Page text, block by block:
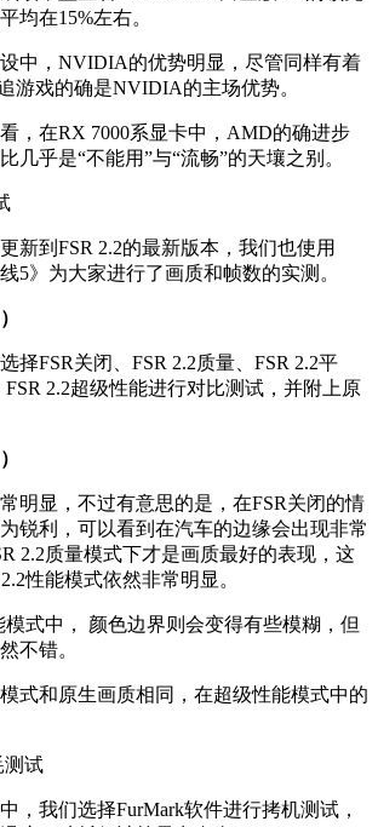
均在15%左右。
中，NVIDIA的优势明显，尽管同样有着
游戏的确是NVIDIA的主场优势。
，在RX 7000系显卡中，AMD的确进步
几乎是“不能用”与“流畅”的天壤之别。
新到FSR 2.2的最新版本，我们也使用
5》为大家进行了画质和帧数的实测。
择FSR关闭、FSR 2.2质量、FSR 2.2平
FSR 2.2超级性能进行对比测试，并附上原
明显，不过有意思的是，在FSR关闭的情
锐利，可以看到在汽车的边缘会出现非常
2.2质量模式下才是画质最好的表现，这
性能模式依然非常明显。
模式中， 颜色边界则会变得有些模糊，但
不错。
式和原生画质相同，在超级性能模式中的
测试
，我们选择FurMark软件进行拷机测试，